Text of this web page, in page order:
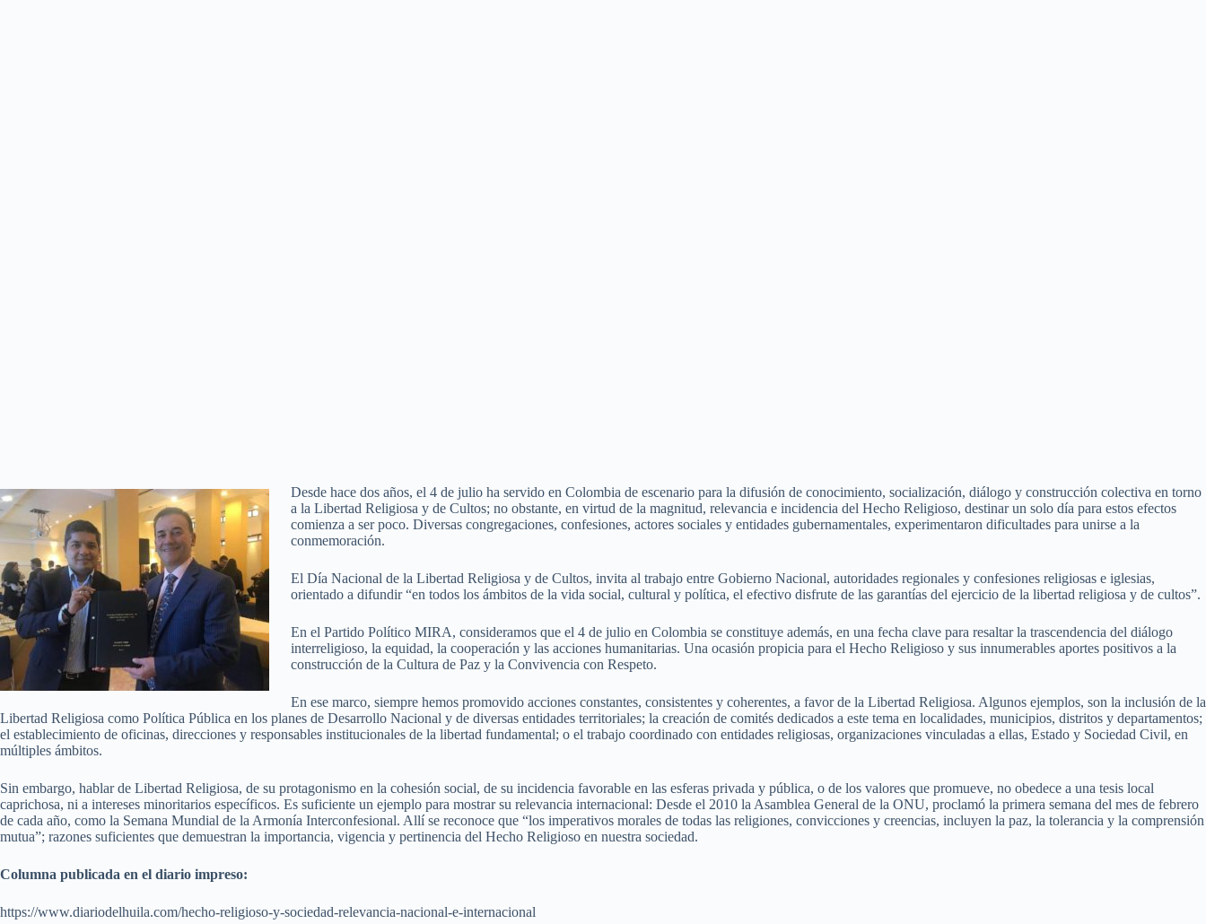
Desde hace dos años, el 4 de julio ha servido en Colombia de escenario para la difusión de conocimiento, socialización, diálogo y construcción colectiva en torno
a la Libertad Religiosa y de Cultos; no obstante, en virtud de la magnitud, relevancia e incidencia del Hecho Religioso, destinar un solo día para estos efectos
comienza a ser poco. Diversas congregaciones, confesiones, actores sociales y entidades gubernamentales, experimentaron dificultades para unirse a la
conmemoración.
El Día Nacional de la Libertad Religiosa y de Cultos, invita al trabajo entre Gobierno Nacional, autoridades regionales y confesiones religiosas e iglesias,
orientado a difundir “en todos los ámbitos de la vida social, cultural y política, el efectivo disfrute de las garantías del ejercicio de la libertad religiosa y de cultos”.
En el Partido Político MIRA, consideramos que el 4 de julio en Colombia se constituye además, en una fecha clave para resaltar la trascendencia del diálogo
interreligioso, la equidad, la cooperación y las acciones humanitarias. Una ocasión propicia para el Hecho Religioso y sus innumerables aportes positivos a la
construcción de la Cultura de Paz y la Convivencia con Respeto.
En ese marco, siempre hemos promovido acciones constantes, consistentes y coherentes, a favor de la Libertad Religiosa. Algunos ejemplos, son la inclusión de la
Libertad Religiosa como Política Pública en los planes de Desarrollo Nacional y de diversas entidades territoriales; la creación de comités dedicados a este tema en localidades, municipios, distritos y departamentos;
el establecimiento de oficinas, direcciones y responsables institucionales de la libertad fundamental; o el trabajo coordinado con entidades religiosas, organizaciones vinculadas a ellas, Estado y Sociedad Civil, en
múltiples ámbitos.
Sin embargo, hablar de Libertad Religiosa, de su protagonismo en la cohesión social, de su incidencia favorable en las esferas privada y pública, o de los valores que promueve, no obedece a una tesis local
caprichosa, ni a intereses minoritarios específicos. Es suficiente un ejemplo para mostrar su relevancia internacional: Desde el 2010 la Asamblea General de la ONU, proclamó la primera semana del mes de febrero
de cada año, como la Semana Mundial de la Armonía Interconfesional. Allí se reconoce que “los imperativos morales de todas las religiones, convicciones y creencias, incluyen la paz, la tolerancia y la comprensión
mutua”; razones suficientes que demuestran la importancia, vigencia y pertinencia del Hecho Religioso en nuestra sociedad.
Columna publicada en el diario impreso:
https://www.diariodelhuila.com/hecho-religioso-y-sociedad-relevancia-nacional-e-internacional